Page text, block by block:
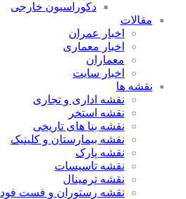
دکوراسیون خارجی
مقالات
اخبار عمران
اخبار معماری
معماران
اخبار سایت
نقشه ها
نقشه اداری و تجاری
نقشه استخر
نقشه بنا های تاریخی
نقشه بیمارستان و کلینیک
نقشه پارک
نقشه تاسیسات
نقشه ترمینال
نقشه رستوران و فست فود